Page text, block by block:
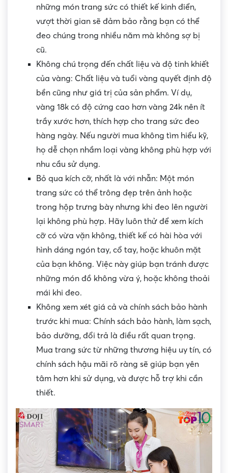
những món trang sức có thiết kế kinh điển,
vượt thời gian sẽ đảm bảo rằng bạn có thể
đeo chúng trong nhiều năm mà không sợ bị
cũ.
Không chú trọng đến chất liệu và độ tinh khiết
của vàng: Chất liệu và tuổi vàng quyết định độ
bền cũng như giá trị của sản phẩm. Ví dụ,
vàng 18k có độ cứng cao hơn vàng 24k nên ít
trầy xước hơn, thích hợp cho trang sức đeo
hàng ngày. Nếu người mua không tìm hiểu kỹ,
họ dễ chọn nhầm loại vàng không phù hợp với
nhu cầu sử dụng.
Bỏ qua kích cỡ, nhất là với nhẫn: Một món
trang sức có thể trông đẹp trên ảnh hoặc
trong hộp trưng bày nhưng khi đeo lên người
lại không phù hợp. Hãy luôn thử để xem kích
cỡ có vừa vặn không, thiết kế có hài hòa với
hình dáng ngón tay, cổ tay, hoặc khuôn mặt
của bạn không. Việc này giúp bạn tránh được
những món đồ không vừa ý, hoặc không thoải
mái khi đeo.
Không xem xét giá cả và chính sách bảo hành
trước khi mua: Chính sách bảo hành, làm sạch,
bảo dưỡng, đổi trả là điều rất quan trọng.
Mua trang sức từ những thương hiệu uy tín, có
chính sách hậu mãi rõ ràng sẽ giúp bạn yên
tâm hơn khi sử dụng, và được hỗ trợ khi cần
thiết.